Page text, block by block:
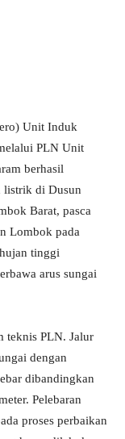
Unit Induk
PLN Unit
berhasil
listrik di Dusun
Barat, pasca
Lombok pada
tinggi
arus sungai
teknis PLN. Jalur
dengan
dibandingkan
Pelebaran
proses perbaikan